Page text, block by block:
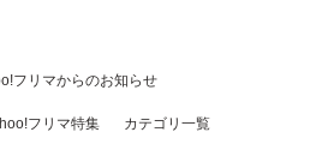
フリマからのお知らせ
フリマ特集 カテゴリ一覧